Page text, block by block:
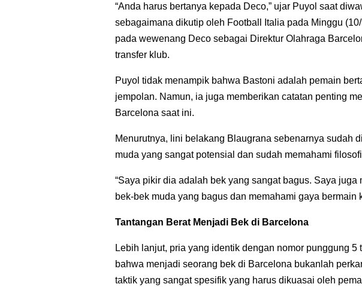
“Anda harus bertanya kepada Deco,” ujar Puyol saat
sebagaimana dikutip oleh Football Italia pada Minggu
pada wewenang Deco sebagai Direktur Olahraga
transfer klub.
Puyol tidak menampik bahwa Bastoni adalah pemain
jempolan. Namun, ia juga memberikan catatan penting
Barcelona saat ini.
Menurutnya, lini belakang Blaugrana sebenarnya sudah
muda yang sangat potensial dan sudah memahami
“Saya pikir dia adalah bek yang sangat bagus. Saya
bek-bek muda yang bagus dan memahami gaya bermain
Tantangan Berat Menjadi Bek di Barcelona
Lebih lanjut, pria yang identik dengan nomor punggung 5
bahwa menjadi seorang bek di Barcelona bukanlah
taktik yang sangat spesifik yang harus dikuasai oleh